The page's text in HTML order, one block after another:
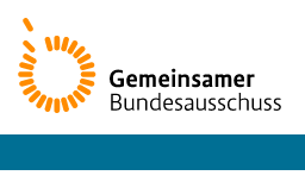
Zur
Startseite